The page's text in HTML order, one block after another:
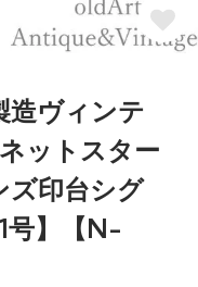
造ヴィンテ
ットスター
ズ印台シグ
号】【N-